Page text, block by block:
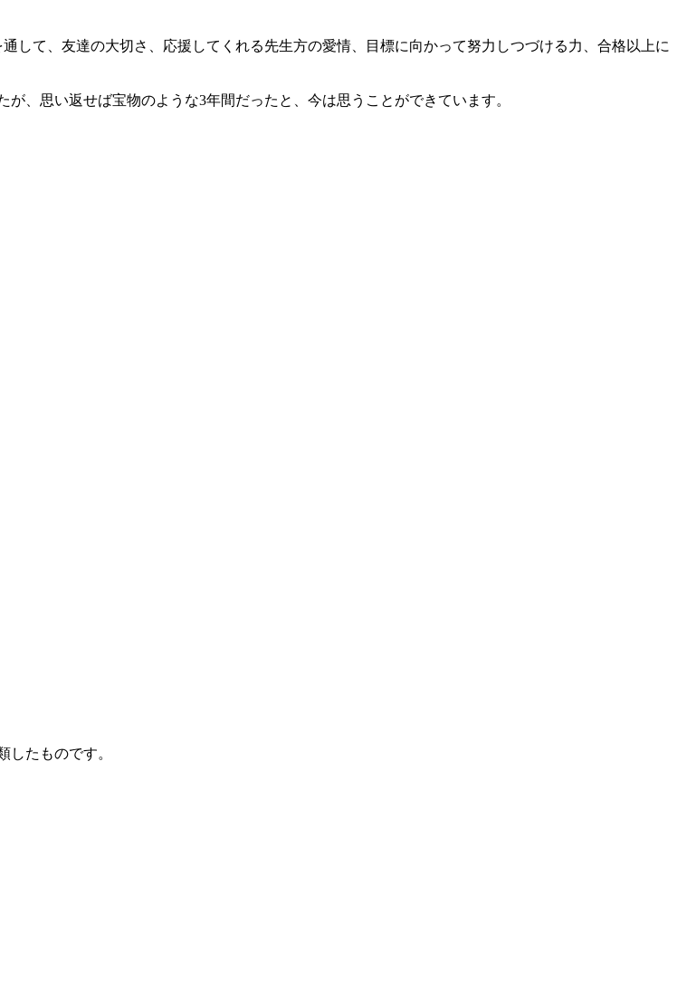
して、友達の大切さ、応援してくれる先生方の愛情、目標に向かって努力しつづける力、合格以上に
、思い返せば宝物のような3年間だったと、今は思うことができています。
したものです。